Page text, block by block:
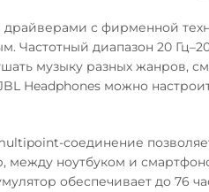
с фирменной
диапазон 20
музыку разных жанров,
Headphones можно
соединение
между ноутбуком и
обеспечивает до 76